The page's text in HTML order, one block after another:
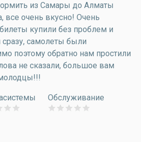
из Самары до Алматы
все очень вкусно! Очень
купили без проблем и
самолеты были
поэтому обратно нам простили
не сказали, большое вам
Обслуживание